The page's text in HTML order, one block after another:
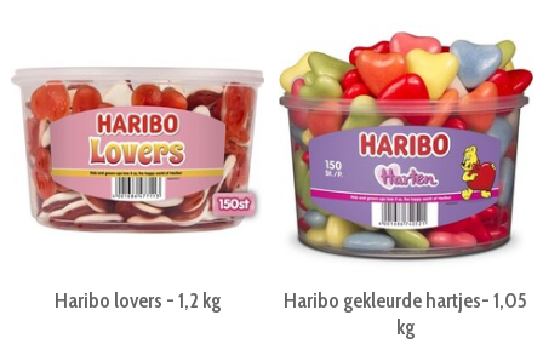
Haribo lovers - 1,2 kg
Haribo gekleurde hartjes- 1,05
kg